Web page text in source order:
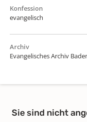
Konfession
evangelisch
Archiv
Evangelisches Archiv
Sie sind nicht